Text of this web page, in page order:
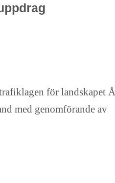
för landskapet
med genomförande av